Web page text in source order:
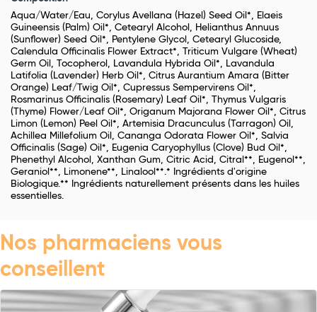
Aqua/Water/Eau, Corylus Avellana (Hazel) Seed Oil*, Elaeis
Guineensis (Palm) Oil*, Cetearyl Alcohol, Helianthus Annuus
(Sunflower) Seed Oil*, Pentylene Glycol, Cetearyl Glucoside,
Calendula Officinalis Flower Extract*, Triticum Vulgare (Wheat)
Germ Oil, Tocopherol, Lavandula Hybrida Oil*, Lavandula
Latifolia (Lavender) Herb Oil*, Citrus Aurantium Amara (Bitter
Orange) Leaf/Twig Oil*, Cupressus Sempervirens Oil*,
Rosmarinus Officinalis (Rosemary) Leaf Oil*, Thymus Vulgaris
(Thyme) Flower/Leaf Oil*, Origanum Majorana Flower Oil*, Citrus
Limon (Lemon) Peel Oil*, Artemisia Dracunculus (Tarragon) Oil,
Achillea Millefolium Oil, Cananga Odorata Flower Oil*, Salvia
Officinalis (Sage) Oil*, Eugenia Caryophyllus (Clove) Bud Oil*,
Phenethyl Alcohol, Xanthan Gum, Citric Acid, Citral**, Eugenol**,
Geraniol**, Limonene**, Linalool**.* Ingrédients d'origine
Biologique.** Ingrédients naturellement présents dans les huiles
essentielles.
Nos pharmaciens vous
conseillent